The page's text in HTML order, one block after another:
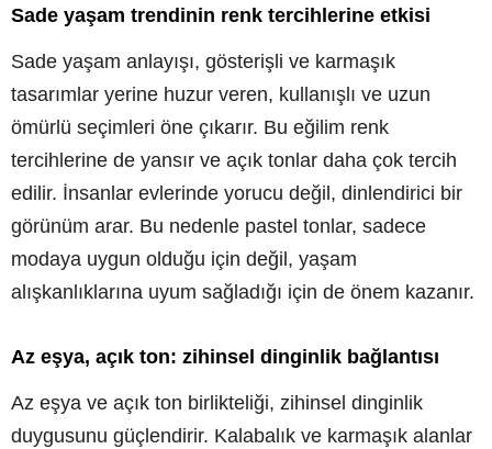
Sade yaşam trendinin renk tercihlerine etkisi
Sade yaşam anlayışı, gösterişli ve karmaşık
tasarımlar yerine huzur veren, kullanışlı ve uzun
ömürlü seçimleri öne çıkarır. Bu eğilim renk
tercihlerine de yansır ve açık tonlar daha çok tercih
edilir. İnsanlar evlerinde yorucu değil, dinlendirici bir
görünüm arar. Bu nedenle pastel tonlar, sadece
modaya uygun olduğu için değil, yaşam
alışkanlıklarına uyum sağladığı için de önem kazanır.
Az eşya, açık ton: zihinsel dinginlik bağlantısı
Az eşya ve açık ton birlikteliği, zihinsel dinginlik
duygusunu güçlendirir. Kalabalık ve karmaşık alanlar